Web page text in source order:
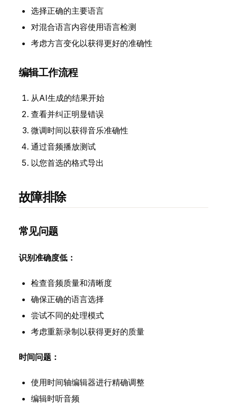
选择正确的主要语言
对混合语言内容使用语言检测
考虑方言变化以获得更好的准确性
编辑工作流程
从AI生成的结果开始
查看并纠正明显错误
微调时间以获得音乐准确性
通过音频播放测试
以您首选的格式导出
故障排除
常见问题
识别准确度低：
检查音频质量和清晰度
确保正确的语言选择
尝试不同的处理模式
考虑重新录制以获得更好的质量
时间问题：
使用时间轴编辑器进行精确调整
编辑时听音频